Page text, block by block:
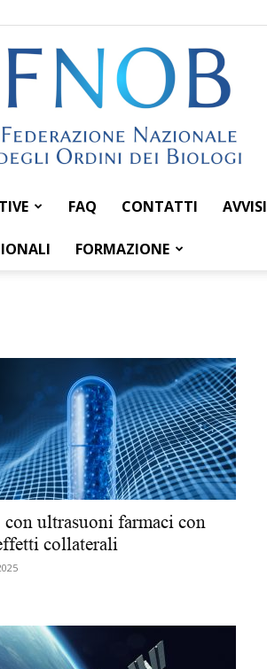
Federazione
Nazionale
degli
FAQ CONTATTI AVVISI
FORMAZIONE
con ultrasuoni farmaci con
collaterali